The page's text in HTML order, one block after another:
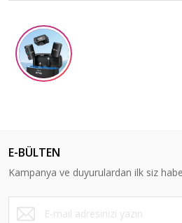
E-BÜLTEN
Kampanya ve duyurulardan ilk siz